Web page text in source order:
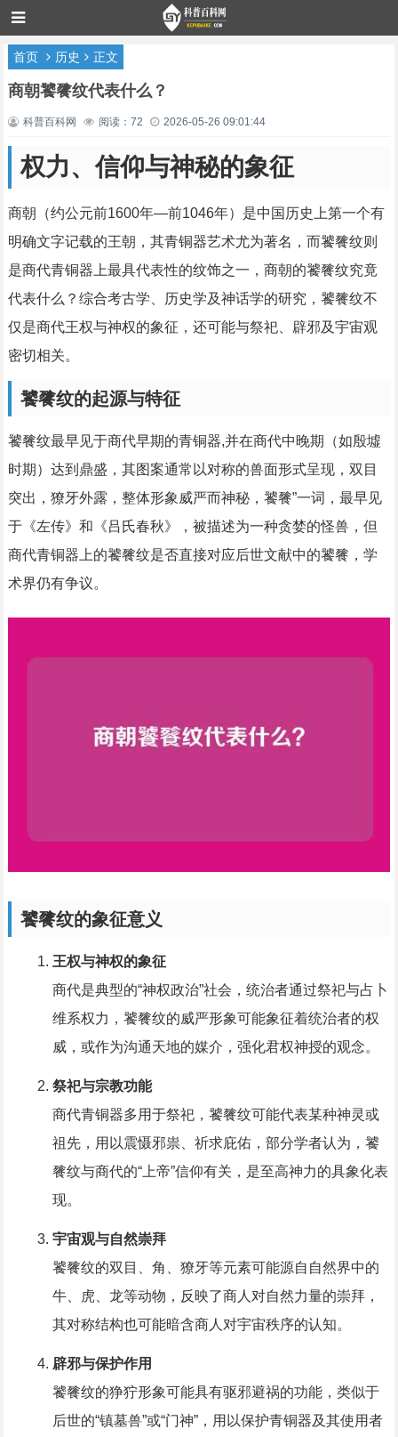
首页 历史 正文
商朝饕餮纹代表什么？
科普百科网 阅读：72 2026-05-26 09:01:44
权力、信仰与神秘的象征
商朝（约公元前1600年—前1046年）是中国历史上第一个有
明确文字记载的王朝，其青铜器艺术尤为著名，而饕餮纹则
是商代青铜器上最具代表性的纹饰之一，商朝的饕餮纹究竟
代表什么？综合考古学、历史学及神话学的研究，饕餮纹不
仅是商代王权与神权的象征，还可能与祭祀、辟邪及宇宙观
密切相关。
饕餮纹的起源与特征
饕餮纹最早见于商代早期的青铜器,并在商代中晚期（如殷墟
时期）达到鼎盛，其图案通常以对称的兽面形式呈现，双目
突出，獠牙外露，整体形象威严而神秘，饕餮”一词，最早见
于《左传》和《吕氏春秋》，被描述为一种贪婪的怪兽，但
商代青铜器上的饕餮纹是否直接对应后世文献中的饕餮，学
术界仍有争议。
饕餮纹的象征意义
王权与神权的象征
商代是典型的“神权政治”社会，统治者通过祭祀与占卜
维系权力，饕餮纹的威严形象可能象征着统治者的权
威，或作为沟通天地的媒介，强化君权神授的观念。
祭祀与宗教功能
商代青铜器多用于祭祀，饕餮纹可能代表某种神灵或
祖先，用以震慑邪祟、祈求庇佑，部分学者认为，饕
餮纹与商代的“上帝”信仰有关，是至高神力的具象化表
现。
宇宙观与自然崇拜
饕餮纹的双目、角、獠牙等元素可能源自自然界中的
牛、虎、龙等动物，反映了商人对自然力量的崇拜，
其对称结构也可能暗含商人对宇宙秩序的认知。
辟邪与保护作用
饕餮纹的狰狞形象可能具有驱邪避祸的功能，类似于
后世的“镇墓兽”或“门神”，用以保护青铜器及其使用者